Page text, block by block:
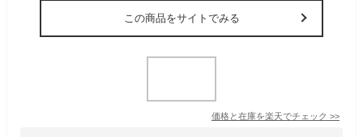
この商品をサイトでみる
価格と在庫を楽天でチェック >>